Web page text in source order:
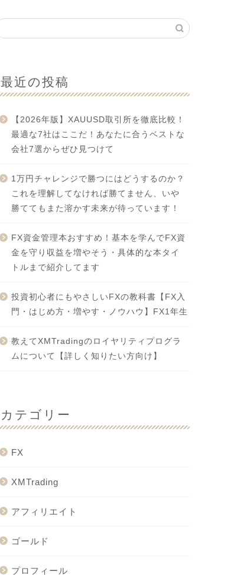
最近の投稿
【2026年版】XAUUSD取引所を徹底比較！
最適な7社はここだ！あなたに合うベストな
会社7選からぜひ見つけて
1万円チャレンジで勝つにはどうするのか？
これを理解してなければ勝てません、いや
勝ててもまた溶かす未来が待っています！
FX資金管理本おすすめ！基本を学んでFX資
金を守り収益を増やそう・具体的な本タイ
トルまで紹介してます
投資初心者にもやさしいFXの教科書【FX入
門・はじめ方・増やす・ノウハウ】FX1年生
教えてXMTradingのロイヤリティプログラ
ムについて【詳しく知りたい方向け】
カテゴリー
FX
XMTrading
アフィリエイト
ゴールド
プロフィール